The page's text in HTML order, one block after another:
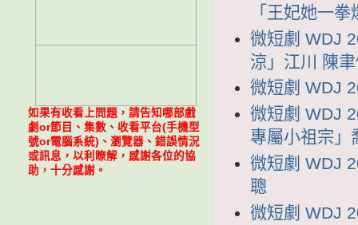
「王妃她一
微短劇 WDJ
涼」江川 陳
微短劇 WDJ
微短劇 WDJ
專屬小祖宗」
微短劇 WDJ
聰
微短劇 WDJ
如果有收看上問題，請告知哪部戲
劇or節目、集數、收看平台(手機型
號or電腦系統)、瀏覽器、錯誤情況
或訊息，以利瞭解，感謝各位的協
助，十分感謝。